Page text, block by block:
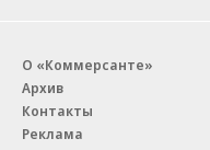
О «Коммерсанте»
Архив
Контакты
Реклама